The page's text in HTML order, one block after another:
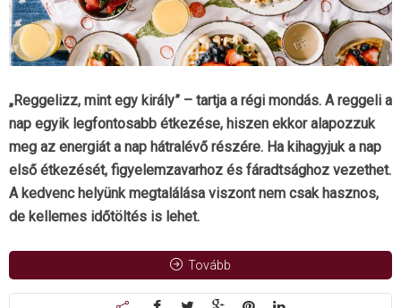
„Reggelizz, mint egy király” – tartja a régi mondás. A reggeli a
nap egyik legfontosabb étkezése, hiszen ekkor alapozzuk
meg az energiát a nap hátralévő részére. Ha kihagyjuk a nap
első étkezését, figyelemzavarhoz és fáradtsághoz vezethet.
A kedvenc helyünk megtalálása viszont nem csak hasznos,
de kellemes időtöltés is lehet.
Tovább